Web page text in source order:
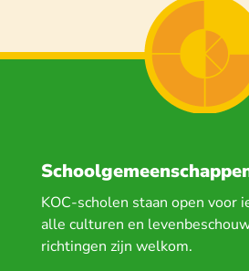
KOC-scholen staan open voor
alle culturen en
richtingen zijn welkom.